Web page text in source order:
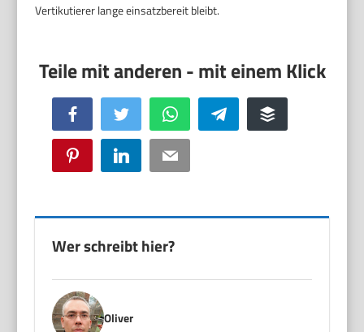
Vertikutierer lange einsatzbereit bleibt.
Facebook Twitter WhatsApp Telegram Buffer
Pinterest LinkedIn Email
Wer schreibt hier?
Oliver